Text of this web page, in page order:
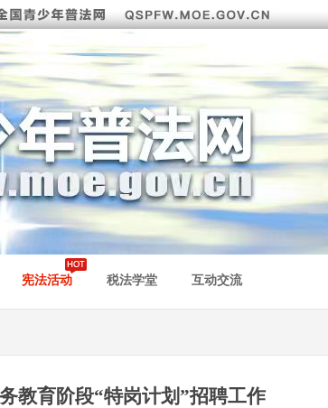
宪法活动 税法学堂 互动交流
教育阶段“特岗计划”招聘工作